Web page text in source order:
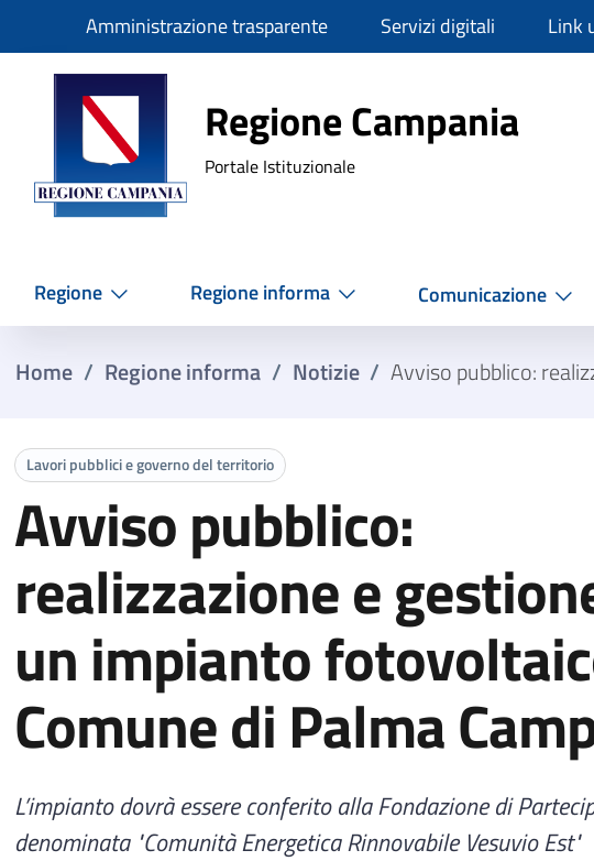
SlimAmministrazione trasparente Servizi digitali Link
Regione
Regione Campania
Portale Istituzionale
Regione Regione informa Comunicazione
Home / Regione informa / Notizie / Avviso pubblico:
Lavori pubblici e governo del territorio
Avviso pubblico:
realizzazione e
un impianto
Comune di Palma
L’impianto dovrà essere conferito alla Fondazione di
denominata "Comunità Energetica Rinnovabile Vesuvio Est"